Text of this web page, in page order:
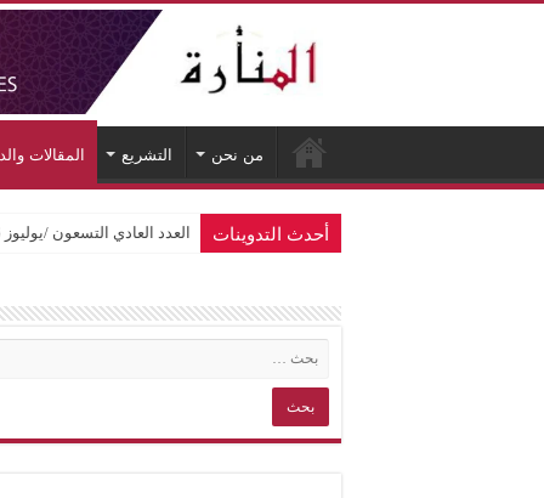
من نحن التشريع المقالات
أحدث التدوينات العدد العادي التسعون /يوليوز 2026